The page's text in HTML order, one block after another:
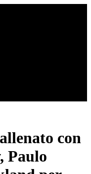
con
Paulo